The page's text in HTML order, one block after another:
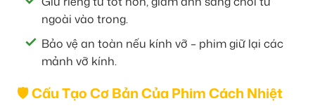
ngoài vào trong.
Bảo vệ an toàn nếu kính vỡ – phim giữ lại các
mảnh vỡ kính.
🛡️ Cấu Tạo Cơ Bản Của Phim Cách Nhiệt